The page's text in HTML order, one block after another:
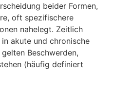
b‬eider Formen,
o‬ft spezifischere
nahelegt. Zeitlich
akute u‬nd chronische
Beschwerden,
(häufig definiert